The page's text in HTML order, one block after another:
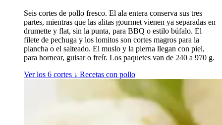
Seis cortes de pollo fresco. El ala entera conserva sus tres
partes, mientras que las alitas gourmet vienen ya separadas en
drumette y flat, sin la punta, para BBQ o estilo búfalo. El
filete de pechuga y los lomitos son cortes magros para la
plancha o el salteado. El muslo y la pierna llegan con piel,
para hornear, guisar o freír. Los paquetes van de 240 a 970 g.
Ver los 6 cortes ↓ Recetas con pollo